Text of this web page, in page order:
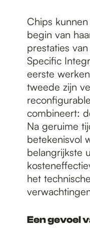
Chips
begin van
prestaties
Specific
eerste
tweede zijn
combineert:
Na geruime
betekenisvol
belangrijkste
het
Een gevoel